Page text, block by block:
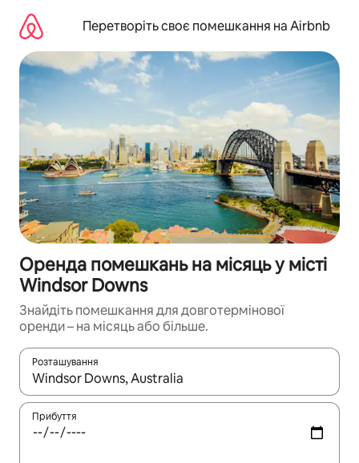
вмісту
Перетворіть своє помешкання на Airbnb
Оренда помешкань на місяць у місті
Windsor Downs
Знайдіть помешкання для довготермінової
оренди – на місяць або більше.
Розташування
Отримавши результати пошуку, використовуйте для
Прибуття